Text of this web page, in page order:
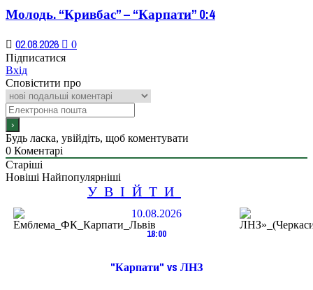
Молодь. “Кривбас” – “Карпати” 0:4
02.08.2026
0
Підписатися
Вхід
Сповістити про
Будь ласка, увійдіть, щоб коментувати
0 Коментарі
Старіші
Новіші Найпопулярніші
УВІЙТИ
10.08.2026
18:00
"Карпати" vs ЛНЗ